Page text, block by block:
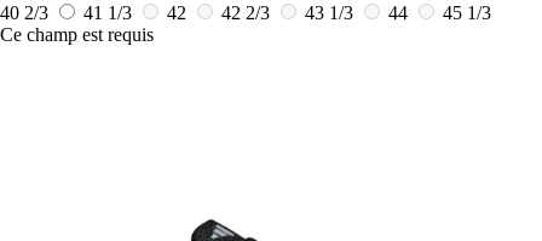
40 2/3
41 1/3 42 42 2/3 43 1/3 44
45 1/3
Ce champ est requis